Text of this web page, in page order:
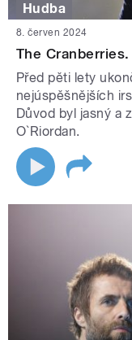
Hudba
8. červen 2024
The
Před pěti lety
nejúspěšnějších
Důvod byl jasný a
O`Riordan.